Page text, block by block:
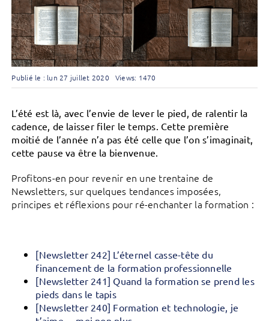
Publié le : lun 27 juillet 2020 Views: 1470
L’été est là, avec l’envie de lever le pied, de ralentir la
cadence, de laisser filer le temps. Cette première
moitié de l’année n’a pas été celle que l’on s’imaginait,
cette pause va être la bienvenue.
Profitons-en pour revenir en une trentaine de
Newsletters, sur quelques tendances imposées,
principes et réflexions pour ré-enchanter la formation :
[Newsletter 242] L’éternel casse-tête du
financement de la formation professionnelle
[Newsletter 241] Quand la formation se prend les
pieds dans le tapis
[Newsletter 240] Formation et technologie, je